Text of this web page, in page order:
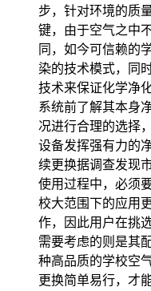
步，针对环境的质
键，由于空气之中
同，如今可信赖的
染的技术模式，同
技术来保证化学净
系统前了解其本身
况进行合理的选择
设备发挥强有力的
续更换据调查发现
使用过程中，必须
校大范围下的应用
作，因此用户在挑
需要考虑的则是其
种高品质的学校空
更换简单易行，才